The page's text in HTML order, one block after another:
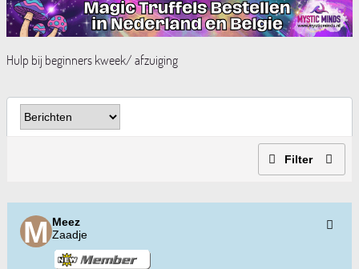
Hulp bij beginners kweek/ afzuiging
Filter
Meez
Zaadje